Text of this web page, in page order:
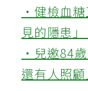
‧健檢血
見的隱患
‧兒邀84
還有人照